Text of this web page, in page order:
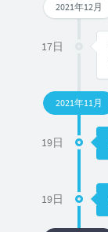
2021年12月
17日
2021年11月
19日
19日